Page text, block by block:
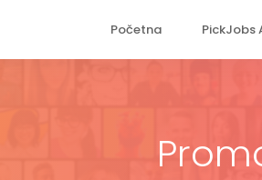
Početna PickJobs